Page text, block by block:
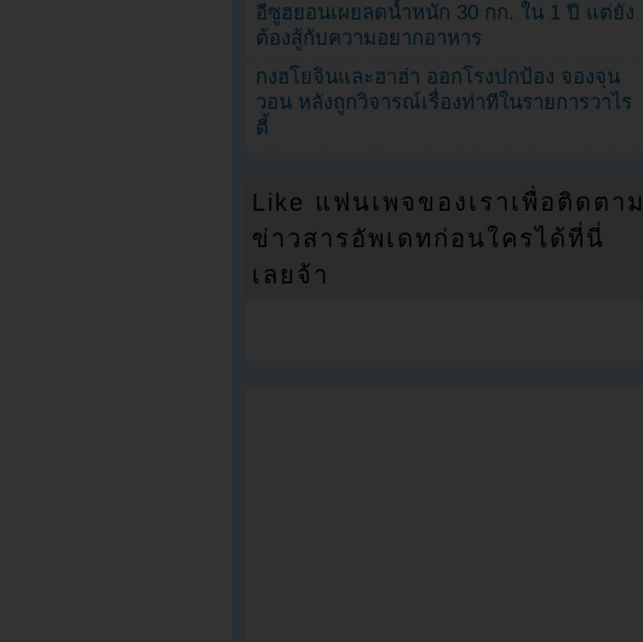
อีซูฮยอนเผยลดน้ำหนัก 30 กก. ใน 1 ปี แต่ยัง
ต้องสู้กับความอยากอาหาร
กงฮโยจินและฮาฮ่า ออกโรงปกป้อง จองจุน
วอน หลังถูกวิจารณ์เรื่องท่าทีในรายการวาไร
ตี้
Like แฟนเพจของเราเพื่อติดตาม
ข่าวสารอัพเดทก่อนใครได้ที่นี่
เลยจ้า